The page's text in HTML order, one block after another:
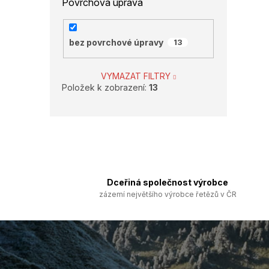
bez povrchové úpravy 13
VYMAZAT FILTRY
Položek k zobrazení: 13
Dceřiná společnost výrobce
zázemí největšího výrobce řetězů v ČR
Z
á
p
a